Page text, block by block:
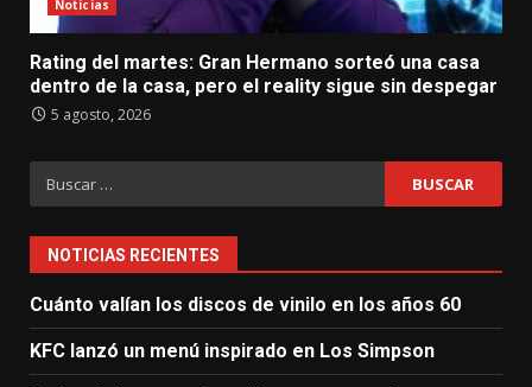
Noticias
Rating del martes: Gran Hermano sorteó una casa
dentro de la casa, pero el reality sigue sin despegar
5 agosto, 2026
Buscar:
NOTICIAS RECIENTES
Cuánto valían los discos de vinilo en los años 60
KFC lanzó un menú inspirado en Los Simpson